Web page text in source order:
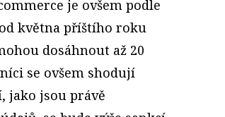
je ovšem podle
května příštího roku
dosáhnout až 20
se ovšem shodují
jako jsou právě